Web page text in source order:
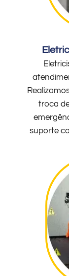
troca
suporte